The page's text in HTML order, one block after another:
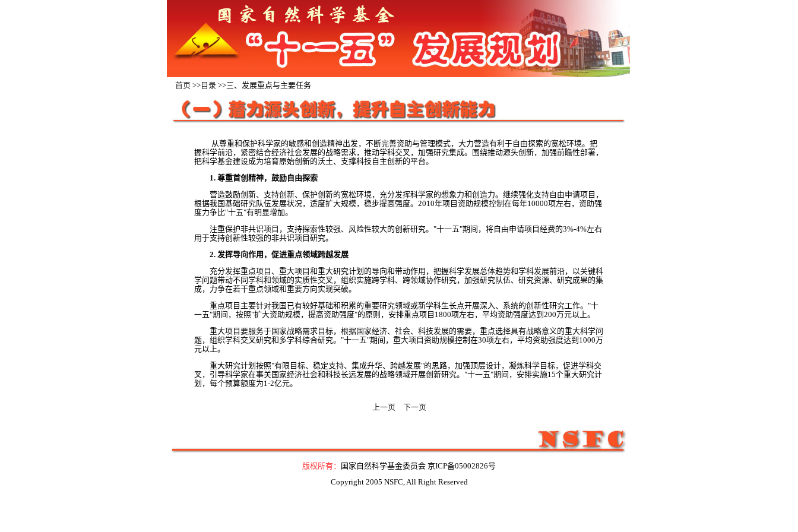
首页 >> 目录 >>三、发展重点与主要任务
从尊重和保护科学家的敏感和创造精神出发，不断完善资助与管理模式，大力营造有利于自由探索的宽松环境。把
握科学前沿，紧密结合经济社会发展的战略需求，推动学科交叉，加强研究集成。围绕推动源头创新，加强前瞻性部署，
把科学基金建设成为培育原始创新的沃土、支撑科技自主创新的平台。
1. 尊重首创精神，鼓励自由探索
营造鼓励创新、支持创新、保护创新的宽松环境，充分发挥科学家的想象力和创造力。继续强化支持自由申请项目，
根据我国基础研究队伍发展状况，适度扩大规模，稳步提高强度。2010年项目资助规模控制在每年10000项左右，资助强
度力争比"十五"有明显增加。
注重保护非共识项目，支持探索性较强、风险性较大的创新研究。"十一五"期间，将自由申请项目经费的3%-4%左右
用于支持创新性较强的非共识项目研究。
2. 发挥导向作用，促进重点领域跨越发展
充分发挥重点项目、重大项目和重大研究计划的导向和带动作用，把握科学发展总体趋势和学科发展前沿，以关键科
学问题带动不同学科和领域的实质性交叉，组织实施跨学科、跨领域协作研究，加强研究队伍、研究资源、研究成果的集
成，力争在若干重点领域和重要方向实现突破。
重点项目主要针对我国已有较好基础和积累的重要研究领域或新学科生长点开展深入、系统的创新性研究工作。"十
一五"期间，按照"扩大资助规模，提高资助强度"的原则，安排重点项目1800项左右，平均资助强度达到200万元以上。
重大项目要服务于国家战略需求目标，根据国家经济、社会、科技发展的需要，重点选择具有战略意义的重大科学问
题，组织学科交叉研究和多学科综合研究。"十一五"期间，重大项目资助规模控制在30项左右，平均资助强度达到1000万
元以上。
重大研究计划按照"有限目标、稳定支持、集成升华、跨越发展"的思路，加强顶层设计，凝炼科学目标，促进学科交
叉，引导科学家在事关国家经济社会和科技长远发展的战略领域开展创新研究。"十一五"期间，安排实施15个重大研究计
划，每个预算额度为1-2亿元。
上一页 下一页
版权所有：
国家自然科学基金委员会 京ICP备05002826号
Copyright 2005 NSFC, All Right Reserved